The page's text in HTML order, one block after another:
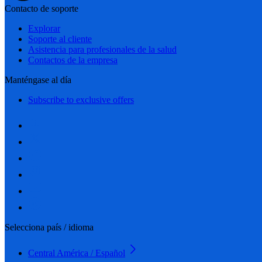
Contacto de soporte
Explorar
Soporte al cliente
Asistencia para profesionales de la salud
Contactos de la empresa
Manténgase al día
Subscribe to exclusive offers
Selecciona país / idioma
Central América / Español